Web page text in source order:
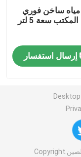
ساخن فوري
سعة 5 لتر
إرسال استفسار
مصنع الصين.Copyright